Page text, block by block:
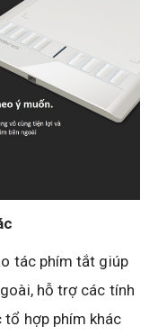
tác phím tắt giúp
hỗ trợ các tính
tổ hợp phím khác